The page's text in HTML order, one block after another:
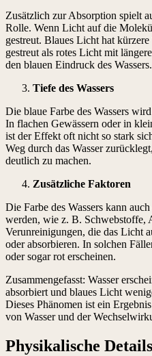
Zusätzlich zur Absorption spielt
Rolle. Wenn Licht auf die
gestreut. Blaues Licht hat
gestreut als rotes Licht mit
den blauen Eindruck des Wassers.
Tiefe des Wassers
Die blaue Farbe des Wassers
In flachen Gewässern oder in
ist der Effekt oft nicht so stark
Weg durch das Wasser
deutlich zu machen.
Zusätzliche Faktoren
Die Farbe des Wassers kann
werden, wie z. B. Schwebstoffe,
Verunreinigungen, die das Licht
oder absorbieren. In solchen
oder sogar rot erscheinen.
Zusammengefasst: Wasser
absorbiert und blaues Licht
Dieses Phänomen ist ein
von Wasser und der
Physikalische Details